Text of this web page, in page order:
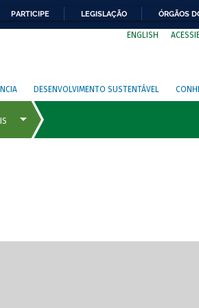
PARTICIPE LEGISLAÇÃO ÓRGÃOS
ENGLISH
DESENVOLVIMENTO SUSTENTÁVEL
de tela